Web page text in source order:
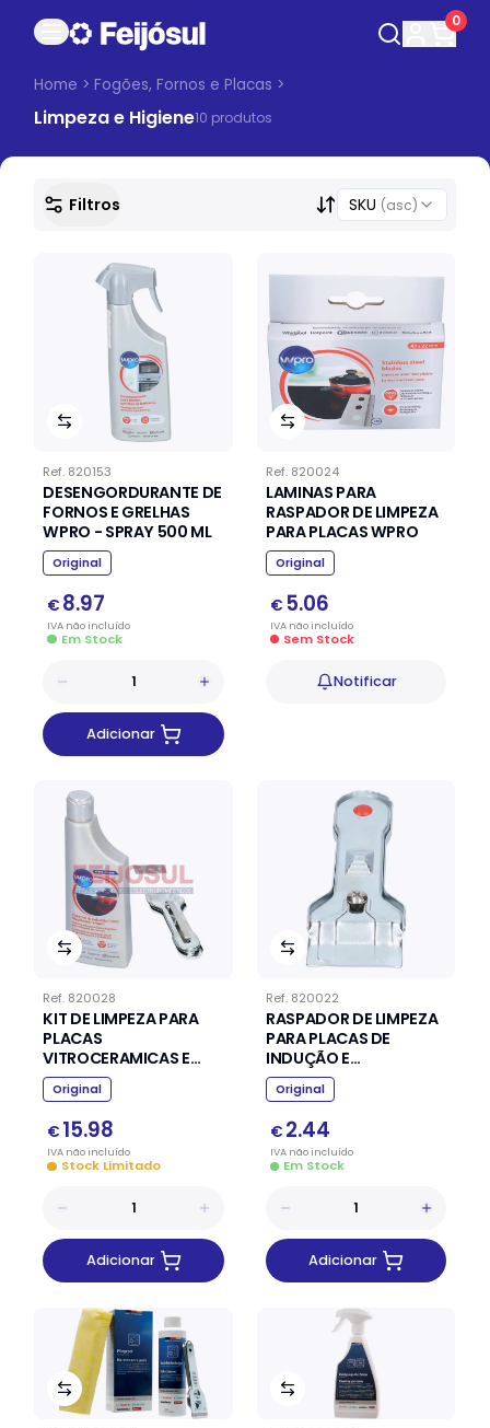
0
Home >Fogões, Fornos e Placas >
Limpeza e Higiene10 produtos
Filtros SKU (asc)
Ref. 820153
DESENGORDURANTE DE
FORNOS E GRELHAS
WPRO - SPRAY 500 ML
Original
€ 8.97
IVA nãoincluído
Em Stock
Adicionar
Ref. 820024
LAMINAS PARA
RASPADOR DE LIMPEZA
PARA PLACAS WPRO
Original
€ 5.06
IVA nãoincluído
Sem Stock
Notificar
Ref. 820028
KIT DE LIMPEZA PARA
PLACAS
VITROCERAMICAS E
INDUÇÃO WPRO
Original
€ 15.98
IVA nãoincluído
Stock Limitado
Adicionar
Ref. 820022
RASPADOR DE LIMPEZA
PARA PLACAS DE
INDUÇÃO E
VITROCERÂMICA
Original
€ 2.44
IVA nãoincluído
Em Stock
Adicionar